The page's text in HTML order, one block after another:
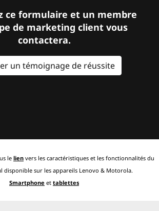
ce formulaire et un membre
de marketing client vous
contactera.
un témoignage de réussite
le lien vers les caractéristiques et les fonctionnalités du
disponible sur les appareils Lenovo & Motorola.
Smartphone et tablettes